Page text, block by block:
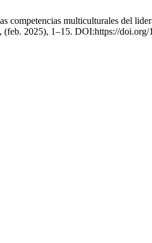
competencias multiculturales del
(feb. 2025), 1–15. DOI:https://